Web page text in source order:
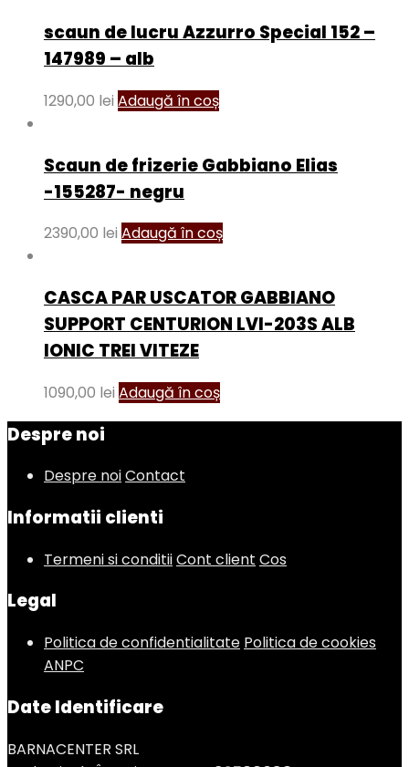
scaun de lucru Azzurro Special 152 –
147989 – alb
1290,00 lei Adaugă în coș
Scaun de frizerie Gabbiano Elias
-155287- negru
2390,00 lei Adaugă în coș
CASCA PAR USCATOR GABBIANO
SUPPORT CENTURION LVI-203S ALB
IONIC TREI VITEZE
1090,00 lei Adaugă în coș
Despre noi
Despre noiContact
Informatii clienti
Termeni si conditiiCont client Cos
Legal
Politica de confidentialitate Politica de cookies
ANPC
Date Identificare
BARNACENTER SRL